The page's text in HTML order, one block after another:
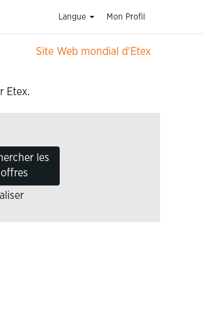
Langue Mon Profil
Site Web mondial d'Etex
Etex.